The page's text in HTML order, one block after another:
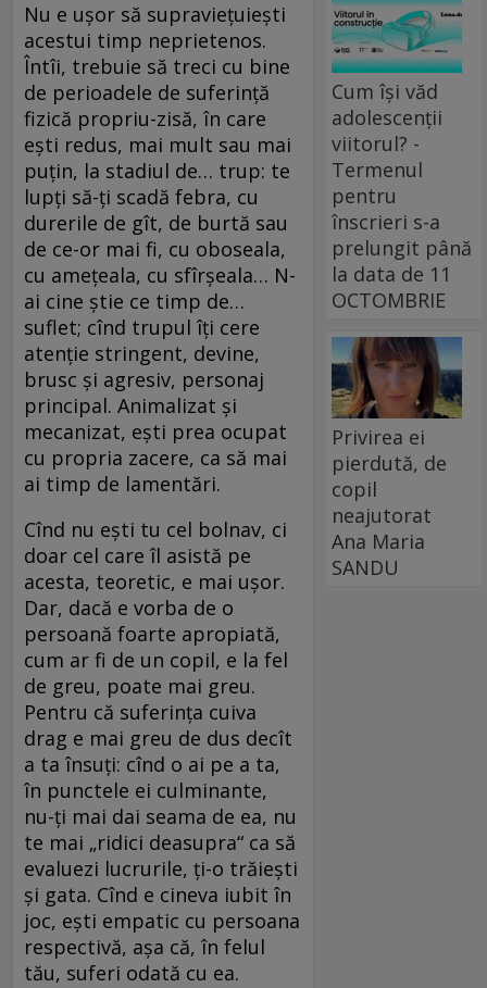
Nu e uşor să supravieţuieşti
acestui timp neprietenos.
Întîi, trebuie să treci cu bine
de perioadele de suferinţă
fizică propriu-zisă, în care
eşti redus, mai mult sau mai
puţin, la stadiul de… trup: te
lupţi să-ţi scadă febra, cu
durerile de gît, de burtă sau
de ce-or mai fi, cu oboseala,
cu ameţeala, cu sfîrşeala… N-
ai cine ştie ce timp de…
suflet; cînd trupul îţi cere
atenţie stringent, devine,
brusc şi agresiv, personaj
principal. Animalizat şi
mecanizat, eşti prea ocupat
cu propria zacere, ca să mai
ai timp de lamentări.
Cînd nu eşti tu cel bolnav, ci
doar cel care îl asistă pe
acesta, teoretic, e mai uşor.
Dar, dacă e vorba de o
persoană foarte apropiată,
cum ar fi de un copil, e la fel
de greu, poate mai greu.
Pentru că suferinţa cuiva
drag e mai greu de dus decît
a ta însuţi: cînd o ai pe a ta,
în punctele ei culminante,
nu-ţi mai dai seama de ea, nu
te mai „ridici deasupra“ ca să
evaluezi lucrurile, ţi-o trăieşti
şi gata. Cînd e cineva iubit în
joc, eşti empatic cu persoana
respectivă, aşa că, în felul
tău, suferi odată cu ea.
Cum își văd
adolescenții
viitorul? -
Termenul
pentru
înscrieri s-a
prelungit până
la data de 11
OCTOMBRIE
Privirea ei
pierdută, de
copil
neajutorat
Ana Maria
SANDU